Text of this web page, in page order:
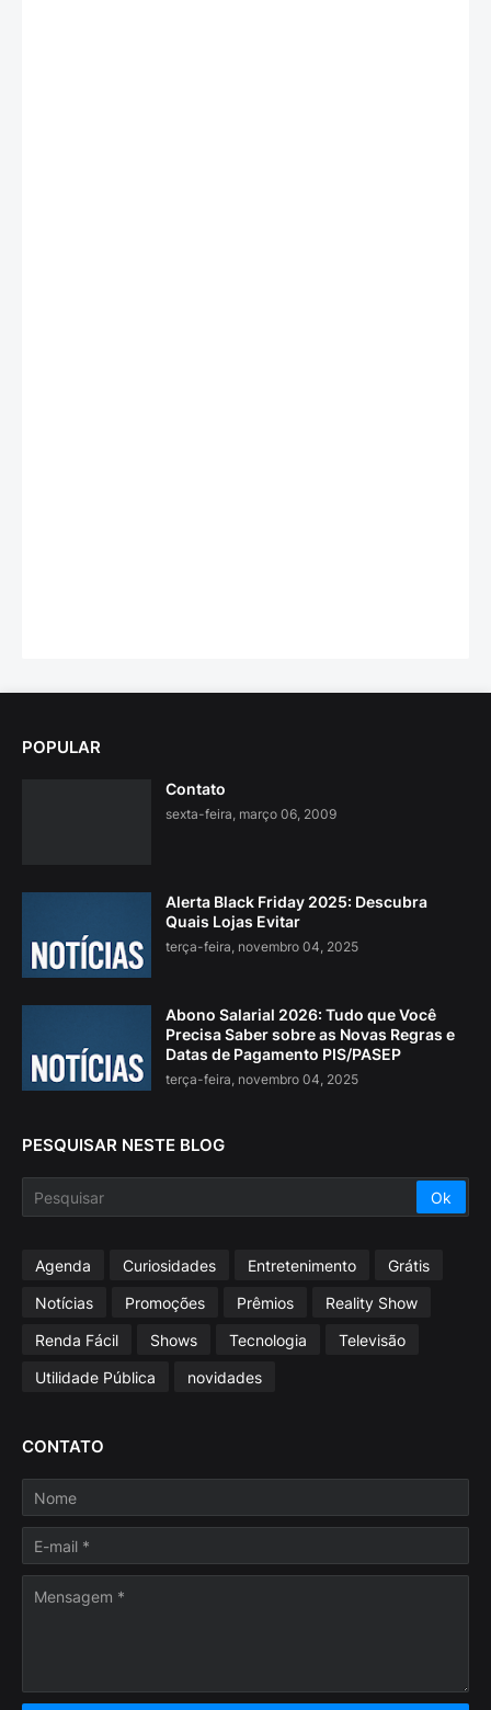
POPULAR
Contato
sexta-feira, março 06, 2009
Alerta Black Friday 2025: Descubra
Quais Lojas Evitar
terça-feira, novembro 04, 2025
Abono Salarial 2026: Tudo que Você
Precisa Saber sobre as Novas Regras e
Datas de Pagamento PIS/PASEP
terça-feira, novembro 04, 2025
PESQUISAR NESTE BLOG
Agenda Curiosidades Entretenimento
Grátis
Notícias
Promoções Prêmios
Reality Show
Renda Fácil
Shows Tecnologia
Televisão
Utilidade Pública
novidades
CONTATO